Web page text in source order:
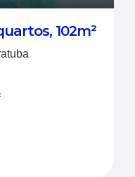
102m²